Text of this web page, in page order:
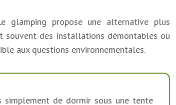
glamping propose une alternative plus
souvent des installations démontables ou
aux questions environnementales.
simplement de dormir sous une tente